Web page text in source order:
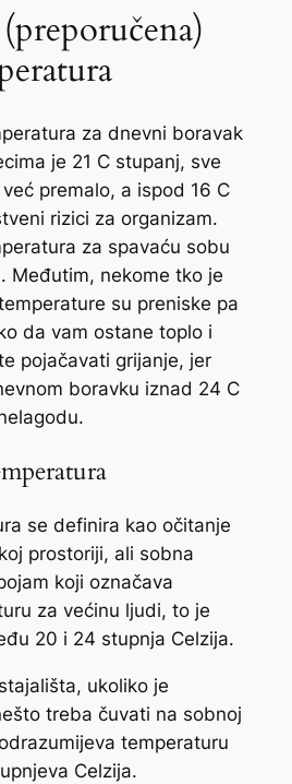
za dnevni boravak
je 21 C stupanj, sve
premalo, a ispod 16 C
rizici za organizam.
za spavaću sobu
Međutim, nekome tko je
su preniske pa
da vam ostane toplo i
pojačavati grijanje, jer
boravku iznad 24 C
se definira kao očitanje
prostoriji, ali sobna
koji označava
za većinu ljudi, to je
20 i 24 stupnja Celzija.
ukoliko je
treba čuvati na sobnoj
temperaturu
Celzija.